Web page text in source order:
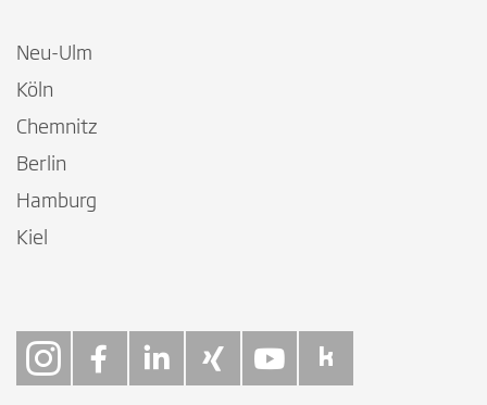
Neu-Ulm
Köln
Chemnitz
Berlin
Hamburg
Kiel